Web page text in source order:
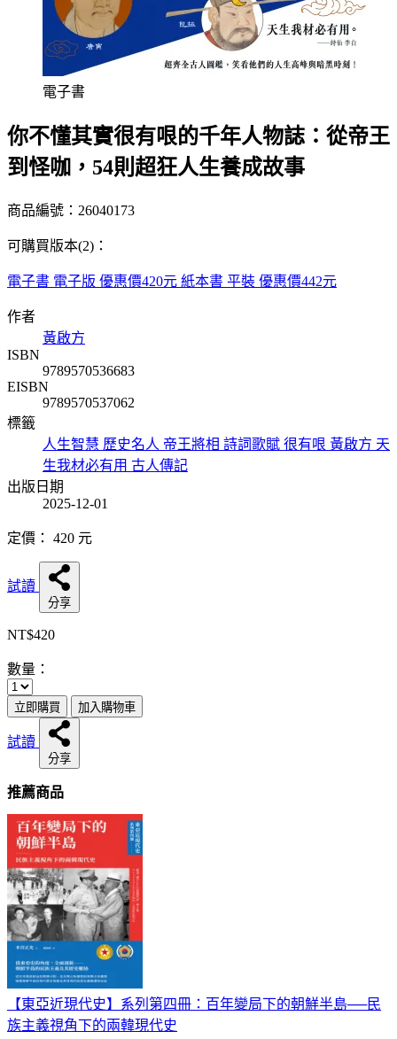
電子書
你不懂其實很有哏的千年人物誌：從帝王
到怪咖，54則超狂人生養成故事
商品編號：26040173
可購買版本(2)：
電子書 電子版 優惠價420元 紙本書 平裝 優惠價442元
作者
黃啟方
ISBN
9789570536683
EISBN
9789570537062
標籤
人生智慧 歷史名人 帝王將相 詩詞歌賦 很有哏 黃啟方 天
生我材必有用 古人傳記
出版日期
2025-12-01
定價： 420 元
試讀
分享
NT$420
數量：
立即購買 加入購物車
試讀
分享
推薦商品
【東亞近現代史】系列第四冊：百年變局下的朝鮮半島──民
族主義視角下的兩韓現代史